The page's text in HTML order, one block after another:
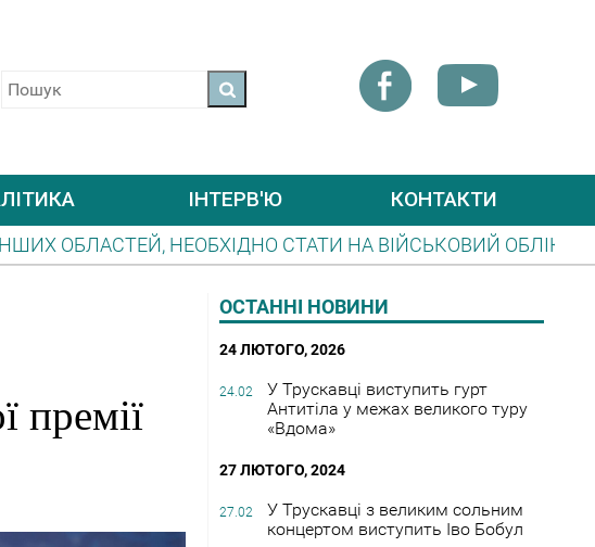
КОНТАКТИ
ІНТЕРВ'Ю
СТАТИ НА ВІЙСЬКОВИЙ ОБЛІК
ДО УВАГИ
премії
ОСТАННІ НОВИНИ
24 ЛЮТОГО, 2026
24.02
У Трускавці виступить гурт
Антитіла у межах великого туру
«Вдома»
27 ЛЮТОГО, 2024
27.02
У Трускавці з великим сольним
концертом виступить Іво Бобул